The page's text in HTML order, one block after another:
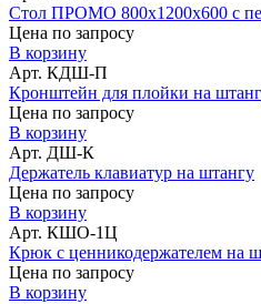
Стол ПРОМО 800х1200х600 с
Цена по запросу
В корзину
Арт. КДШ-П
Кронштейн для плойки на
Цена по запросу
В корзину
Арт. ДШ-К
Держатель клавиатур на штангу
Цена по запросу
В корзину
Арт. КШО-1Ц
Крюк с ценникодержателем на
Цена по запросу
В корзину